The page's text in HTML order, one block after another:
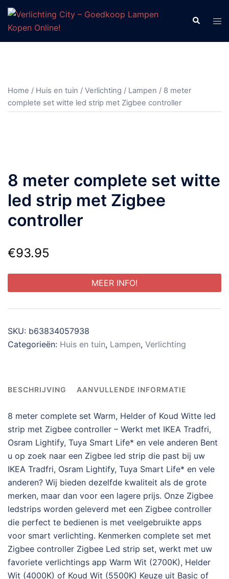
Ga
de
Zoeken
Home / Huis en tuin / Verlichting / Lampen / 8 meter
complete set witte led strip met Zigbee controller
8 meter complete set witte
led strip met Zigbee
controller
€93.95
MEER INFO!
SKU: b63834057938
Categorieën: Huis en tuin, Lampen, Verlichting
BESCHRIJVING AANVULLENDE INFORMATIE
8 meter complete set Warm, Helder of Koud Witte led
strip met Zigbee controller – Werkt met IKEA Tradfri,
Osram Lightify, Tuya Smart Life* en vele anderen Bent
u op zoek naar een Zigbee led strip die past bij uw
IKEA Tradfri, Osram Lightify, Tuya Smart Life* en vele
anderen? Wij bieden dezelfde kwaliteit als de grote
merken, maar dan voor een lagere prijs. Onze Zigbee
ledstrips worden geleverd met een Zigbee controller
die perfect te bedienen is met veelgebruikte apps
voor smart verlichting. Kenmerken complete set met
Zigbee controller Zigbee Led strip set, werkt met uw
favoriete verlichtings app Warm Wit (2700K), Helder
Wit (4000K) of Koud Wit (5500K) Keuze uit Basic of